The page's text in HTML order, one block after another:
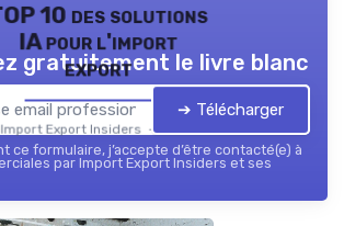
10 des solutions
IA pour l'import
export
Import Export Insiders — 2026
gratuitement le livre blanc
➔ Télécharger
ce formulaire, j’accepte d’être contacté(e) à
par Import Export Insiders et ses